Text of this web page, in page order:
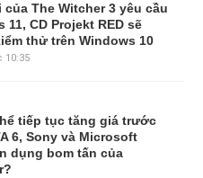
của The Witcher 3 yêu cầu
11, CD Projekt RED sẽ
thử trên Windows 10
10:35
tiếp tục tăng giá trước
6, Sony và Microsoft
dụng bom tấn của